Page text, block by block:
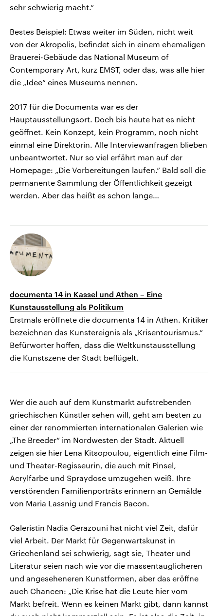
sehr schwierig macht.“
Bestes Beispiel: Etwas weiter im Süden, nicht weit
von der Akropolis, befindet sich in einem ehemaligen
Brauerei-Gebäude das National Museum of
Contemporary Art, kurz EMST, oder das, was alle hier
die „Idee“ eines Museums nennen.
2017 für die Documenta war es der
Hauptausstellungsort. Doch bis heute hat es nicht
geöffnet. Kein Konzept, kein Programm, noch nicht
einmal eine Direktorin. Alle Interviewanfragen blieben
unbeantwortet. Nur so viel erfährt man auf der
Homepage: „Die Vorbereitungen laufen.“ Bald soll die
permanente Sammlung der Öffentlichkeit gezeigt
werden. Aber das heißt es schon lange…
documenta 14 in Kassel und Athen – Eine
Kunstausstellung als Politikum
Erstmals eröffnete die documenta 14 in Athen. Kritiker
bezeichnen das Kunstereignis als „Krisentourismus.“
Befürworter hoffen, dass die Weltkunstausstellung
die Kunstszene der Stadt beflügelt.
Wer die auch auf dem Kunstmarkt aufstrebenden
griechischen Künstler sehen will, geht am besten zu
einer der renommierten internationalen Galerien wie
„The Breeder“ im Nordwesten der Stadt. Aktuell
zeigen sie hier Lena Kitsopoulou, eigentlich eine Film-
und Theater-Regisseurin, die auch mit Pinsel,
Acrylfarbe und Spraydose umzugehen weiß. Ihre
verstörenden Familienporträts erinnern an Gemälde
von Maria Lassnig und Francis Bacon.
Galeristin Nadia Gerazouni hat nicht viel Zeit, dafür
viel Arbeit. Der Markt für Gegenwartskunst in
Griechenland sei schwierig, sagt sie, Theater und
Literatur seien nach wie vor die massentauglicheren
und angeseheneren Kunstformen, aber das eröffne
auch Chancen: „Die Krise hat die Leute hier vom
Markt befreit. Wenn es keinen Markt gibt, dann kannst